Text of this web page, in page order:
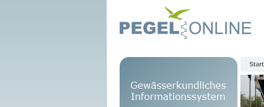
Start